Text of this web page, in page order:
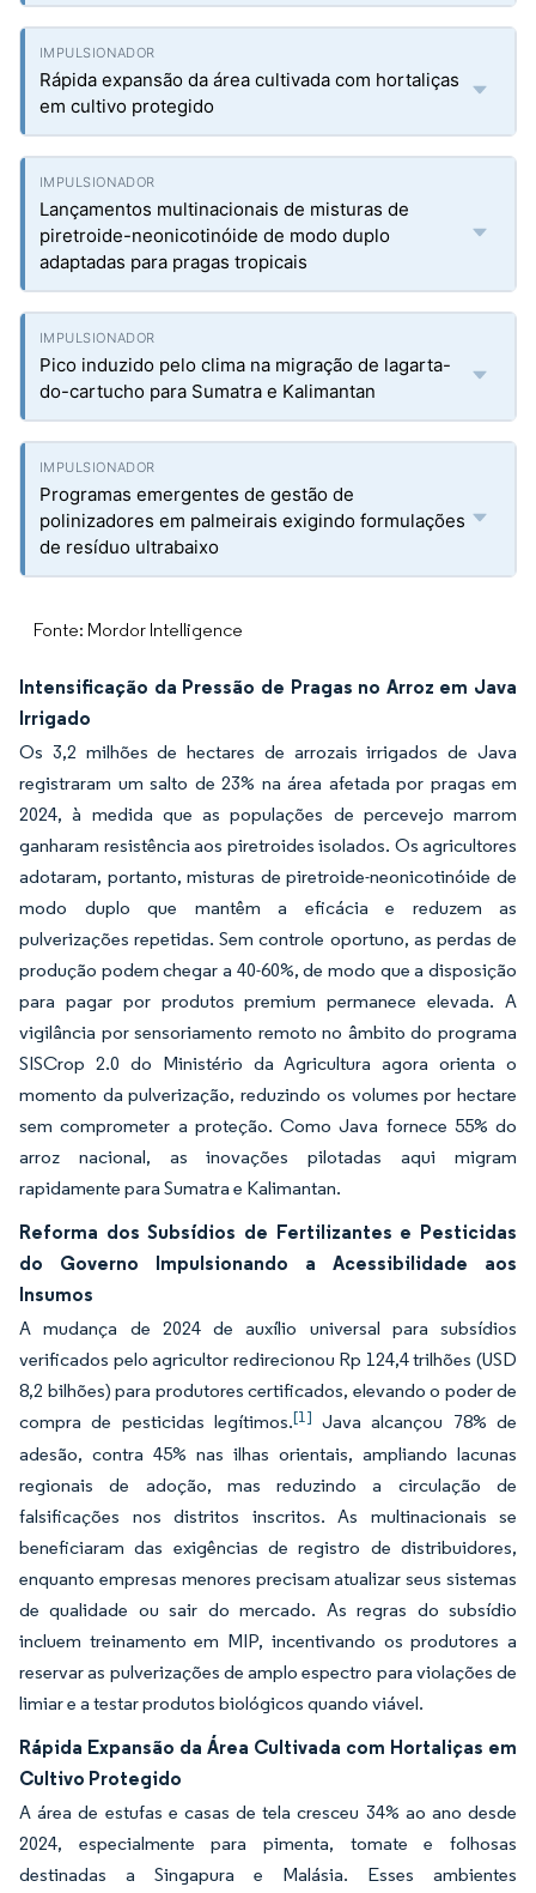
Rápida expansão da área cultivada com hortaliças
em cultivo protegido
Lançamentos multinacionais de misturas de
piretroide-neonicotinóide de modo duplo
adaptadas para pragas tropicais
Pico induzido pelo clima na migração de lagarta-
do-cartucho para Sumatra e Kalimantan
Programas emergentes de gestão de
polinizadores em palmeirais exigindo formulações
de resíduo ultrabaixo
Fonte: Mordor Intelligence
Intensificação da Pressão de Pragas no Arroz em Java
Irrigado
Os 3,2 milhões de hectares de arrozais irrigados de Java
registraram um salto de 23% na área afetada por pragas em
2024, à medida que as populações de percevejo marrom
ganharam resistência aos piretroides isolados. Os agricultores
adotaram, portanto, misturas de piretroide-neonicotinóide de
modo duplo que mantêm a eficácia e reduzem as
pulverizações repetidas. Sem controle oportuno, as perdas de
produção podem chegar a 40-60%, de modo que a disposição
para pagar por produtos premium permanece elevada. A
vigilância por sensoriamento remoto no âmbito do programa
SISCrop 2.0 do Ministério da Agricultura agora orienta o
momento da pulverização, reduzindo os volumes por hectare
sem comprometer a proteção. Como Java fornece 55% do
arroz nacional, as inovações pilotadas aqui migram
rapidamente para Sumatra e Kalimantan.
Reforma dos Subsídios de Fertilizantes e Pesticidas
do Governo Impulsionando a Acessibilidade aos
Insumos
A mudança de 2024 de auxílio universal para subsídios
verificados pelo agricultor redirecionou Rp 124,4 trilhões (USD
8,2 bilhões) para produtores certificados, elevando o poder de
compra de pesticidas legítimos.[1] Java alcançou 78% de
adesão, contra 45% nas ilhas orientais, ampliando lacunas
regionais de adoção, mas reduzindo a circulação de
falsificações nos distritos inscritos. As multinacionais se
beneficiaram das exigências de registro de distribuidores,
enquanto empresas menores precisam atualizar seus sistemas
de qualidade ou sair do mercado. As regras do subsídio
incluem treinamento em MIP, incentivando os produtores a
reservar as pulverizações de amplo espectro para violações de
limiar e a testar produtos biológicos quando viável.
Rápida Expansão da Área Cultivada com Hortaliças em
Cultivo Protegido
A área de estufas e casas de tela cresceu 34% ao ano desde
2024, especialmente para pimenta, tomate e folhosas
destinadas a Singapura e Malásia. Esses ambientes